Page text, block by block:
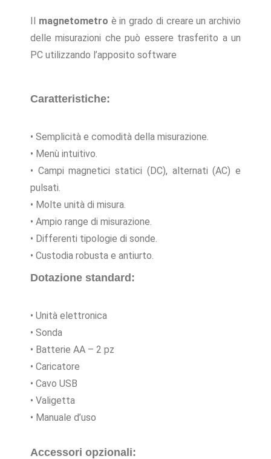
Il magnetometro è in grado di creare un archivio
delle misurazioni che può essere trasferito a un
PC utilizzando l’apposito software
Caratteristiche:
• Semplicità e comodità della misurazione.
• Menù intuitivo.
• Campi magnetici statici (DC), alternati (AC) e
pulsati.
• Molte unità di misura.
• Ampio range di misurazione.
• Differenti tipologie di sonde.
• Custodia robusta e antiurto.
Dotazione standard:
• Unità elettronica
• Sonda
• Batterie AA – 2 pz
• Caricatore
• Cavo USB
• Valigetta
• Manuale d’uso
Accessori opzionali: